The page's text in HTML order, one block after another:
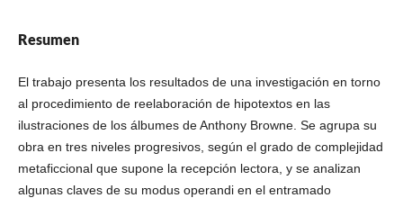
Resumen
El trabajo presenta los resultados de una investigación en torno
al procedimiento de reelaboración de hipotextos en las
ilustraciones de los álbumes de Anthony Browne. Se agrupa su
obra en tres niveles progresivos, según el grado de complejidad
metaficcional que supone la recepción lectora, y se analizan
algunas claves de su modus operandi en el entramado